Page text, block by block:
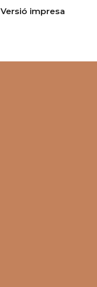
Versió impresa